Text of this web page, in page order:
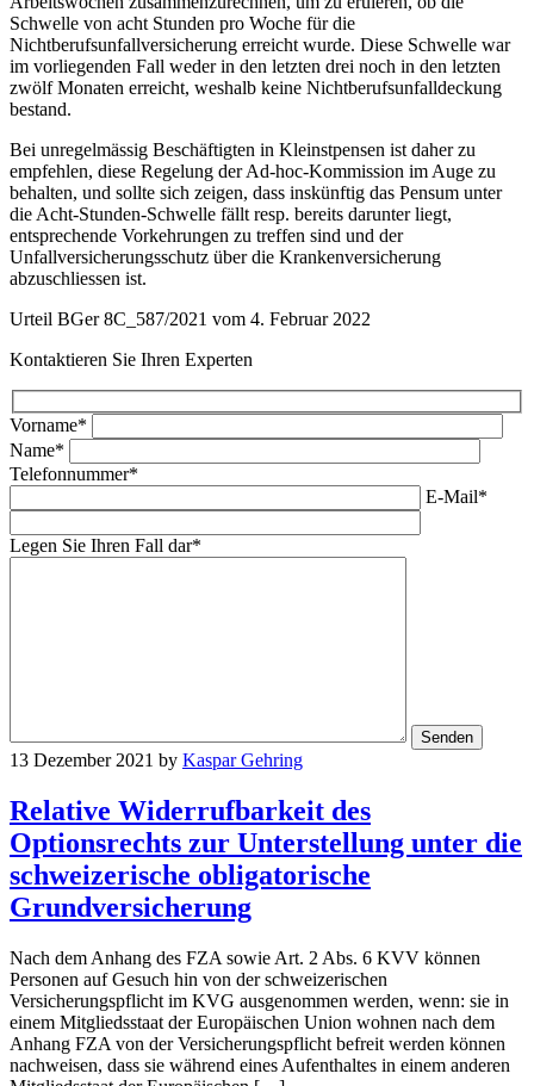
Schwelle von acht Stunden pro Woche für die
Nichtberufsunfallversicherung erreicht wurde. Diese Schwelle war
im vorliegenden Fall weder in den letzten drei noch in den letzten
zwölf Monaten erreicht, weshalb keine Nichtberufsunfalldeckung
bestand.
Bei unregelmässig Beschäftigten in Kleinstpensen ist daher zu
empfehlen, diese Regelung der Ad-hoc-Kommission im Auge zu
behalten, und sollte sich zeigen, dass inskünftig das Pensum unter
die Acht-Stunden-Schwelle fällt resp. bereits darunter liegt,
entsprechende Vorkehrungen zu treffen sind und der
Unfallversicherungsschutz über die Krankenversicherung
abzuschliessen ist.
Urteil BGer 8C_587/2021 vom 4. Februar 2022
Kontaktieren Sie Ihren Experten
Vorname*
Name*
Telefonnummer*
E-Mail*
Legen Sie Ihren Fall dar*
13 Dezember 2021 by Kaspar Gehring
Relative Widerrufbarkeit des
Optionsrechts zur Unterstellung unter die
schweizerische obligatorische
Grundversicherung
Nach dem Anhang des FZA sowie Art. 2 Abs. 6 KVV können
Personen auf Gesuch hin von der schweizerischen
Versicherungspflicht im KVG ausgenommen werden, wenn: sie in
einem Mitgliedsstaat der Europäischen Union wohnen nach dem
Anhang FZA von der Versicherungspflicht befreit werden können
nachweisen, dass sie während eines Aufenthaltes in einem anderen